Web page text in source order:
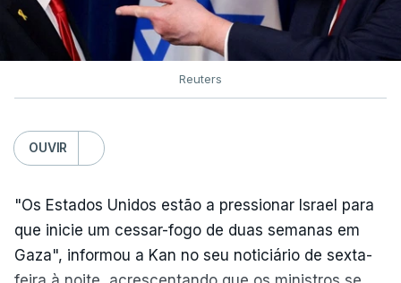
Reuters
OUVIR
"Os Estados Unidos estão a pressionar Israel para
que inicie um cessar-fogo de duas semanas em
Gaza", informou a Kan no seu noticiário de sexta-